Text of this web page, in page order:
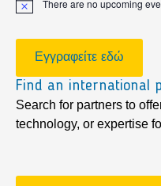
Notice There are no upcoming
Εγγραφείτε εδώ
Find an international
Search for partners to
technology, or expertise